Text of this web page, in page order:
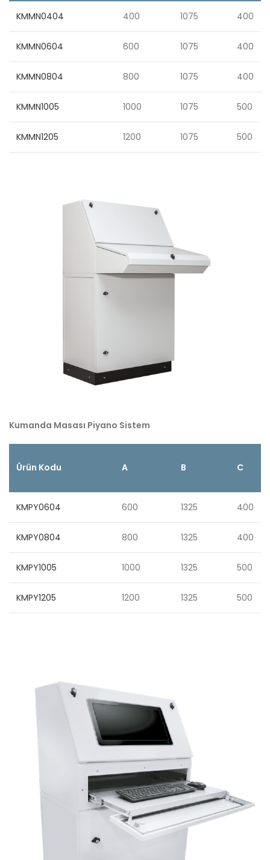
KMMN0404 400 1075 400
KMMN0604 600 1075 400
KMMN0804 800 1075 400
KMMN1005 1000 1075 500
KMMN1205 1200 1075 500
Kumanda Masası Piyano Sistem
Ürün Kodu A B C
KMPY0604 600 1325 400
KMPY0804 800 1325 400
KMPY1005 1000 1325 500
KMPY1205 1200 1325 500